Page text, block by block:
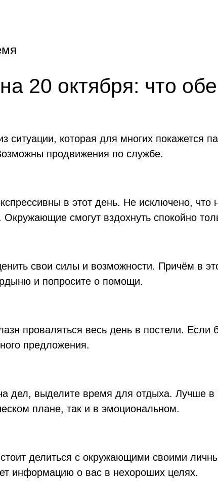
20 октября: что
ситуации, которая для многих покажется
продвижения по службе.
в этот день. Не исключено, что
смогут вздохнуть спокойно
свои силы и возможности. Причём в
и попросите о помощи.
проваляться весь день в постели. Если
предложения.
дел, выделите время для отдыха. Лучше в
плане, так и в эмоциональном.
делиться с окружающими своими
информацию о вас в нехороших целях.